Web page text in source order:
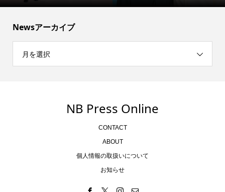
Newsアーカイブ
月を選択
NB Press Online
CONTACT
ABOUT
個人情報の取扱いについて
お知らせ